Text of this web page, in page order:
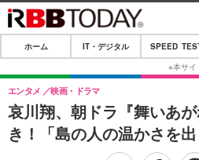
ホーム
IT・デジタル
IT・デジタルTOP
SPEED TEST
ホーム IT・デジタル SPEED
哀川翔、朝ドラ『舞いあ
き！「島の人の温かさを出
エンタメ 映画・ドラマ